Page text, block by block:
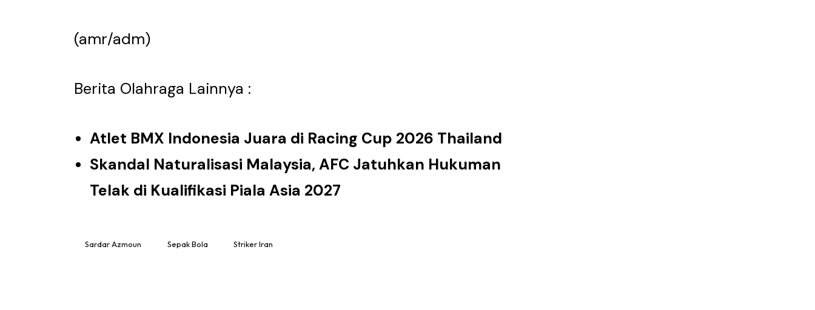
(amr/adm)
Berita Olahraga Lainnya :
Atlet BMX Indonesia Juara di Racing Cup 2026 Thailand
Skandal Naturalisasi Malaysia, AFC Jatuhkan Hukuman
Telak di Kualifikasi Piala Asia 2027
Sardar Azmoun Sepak Bola Striker Iran